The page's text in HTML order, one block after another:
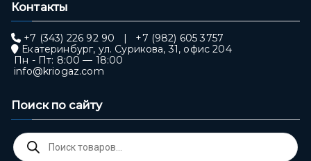
Контакты
+7 (343) 226 92 90 | +7 (982) 605 3757
Екатеринбург, ул. Сурикова, 31, офис 204
Пн - Пт: 8:00 — 18:00
info@kriogaz.com
Поиск по сайту
Поиск
товаров